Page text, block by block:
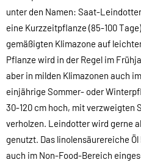
unter den Namen: Saat-
eine Kurzzeitpflanze (85-100
gemäßigten Klimazone auf
Pflanze wird in der Regel im
aber in milden Klimazonen auch
einjährige Sommer- oder
30-120 cm hoch, mit verzweigten
verholzen. Leindotter wird gerne
genutzt. Das linolensäurereiche
auch im Non-Food-Bereich